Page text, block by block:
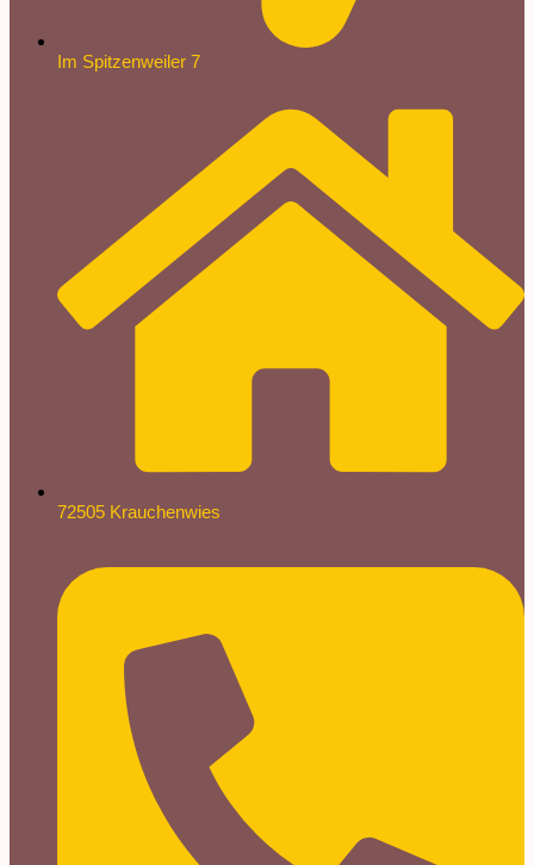
Im Spitzenweiler 7
72505 Krauchenwies